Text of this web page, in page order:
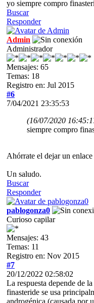
yo siempre compro
Buscar
Responder
Admin
Administrador
Mensajes: 65
Temas: 18
Registro en: Jul 2015
#6
7/04/2021 23:35:53
(16/07/2020
siempre compro
Ahórrate el dejar un
Un saludo.
Buscar
Responder
pablogonza0
Curioso capilar
Mensajes: 43
Temas: 11
Registro en: Nov 2015
#7
20/12/2022 02:58:02
La respuesta depende de
finasteride se usa
androgénica (causada por